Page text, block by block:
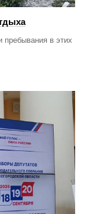
пребывания в этих